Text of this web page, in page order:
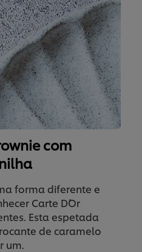
com
forma diferente e
Carte D´Or
Esta espetada
de caramelo
um.